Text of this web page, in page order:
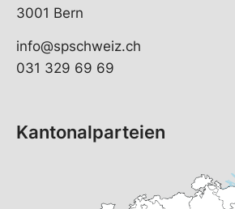
3001 Bern
info@spschweiz.ch
031 329 69 69
Kantonalparteien